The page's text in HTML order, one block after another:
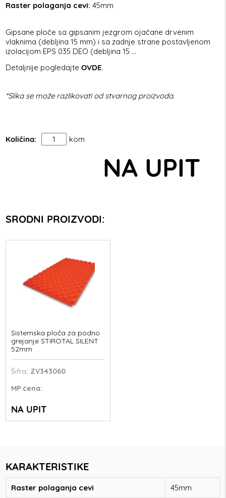
Raster polaganja cevi: 45mm
Gipsane ploče sa gipsanim jezgrom ojačane drvenim
vlaknima (debljina 15 mm) i sa zadnje strane postavljenom
izolacijom EPS 035 DEO (debljina 15 ...
Detaljnije pogledajteOVDE.
*Slika se može razlikovati od stvarnog proizvoda.
Količina: kom
NA UPIT
SRODNI PROIZVODI:
Sistemska ploča za podno
grejanje STIROTAL SILENT
52mm
Šifra: ZV343060
MP cena:
NA UPIT
KARAKTERISTIKE
Raster polaganja cevi 45mm